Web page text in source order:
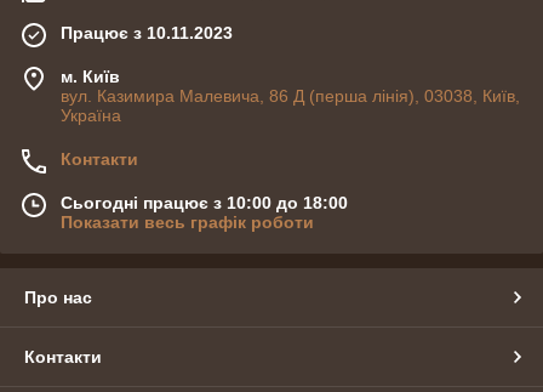
Працює з 10.11.2023
м. Київ
вул. Казимира Малевича, 86 Д (перша лінія), 03038, Київ,
Україна
Контакти
Сьогодні працює з 10:00 до 18:00
Показати весь графік роботи
Про нас
Контакти